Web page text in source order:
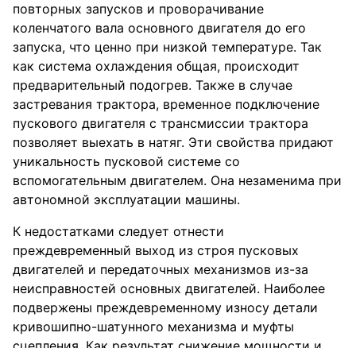
повторных запусков и проворачивание
коленчатого вала основного двигателя до его
запуска, что ценно при низкой температуре. Так
как система охлаждения общая, происходит
предварительный подогрев. Также в случае
застревания трактора, временное подключение
пускового двигателя с трансмиссии трактора
позволяет выехать в натяг. Эти свойства придают
уникальность пусковой системе со
вспомогательным двигателем. Она незаменима при
автономной эксплуатации машины.
К недостатками следует отнести
преждевременный выход из строя пусковых
двигателей и передаточных механизмов из-за
неисправностей основных двигателей. Наиболее
подвержены преждевременному износу детали
кривошипно-шатунного механизма и муфты